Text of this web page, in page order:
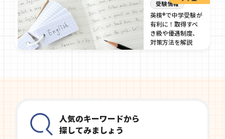
受験情報
英検®で中学受験が
有利に！取得すべ
き級や優遇制度、
対策方法を解説
人気のキーワードから
探してみましょう